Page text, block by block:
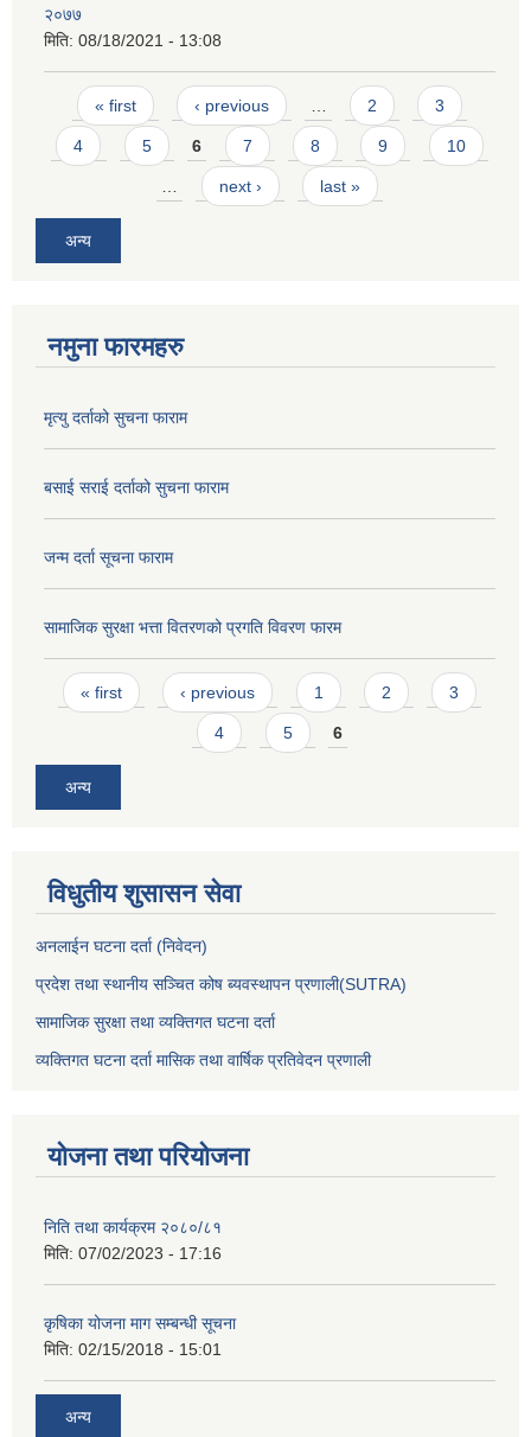
२०७७
मिति: 08/18/2021 - 13:08
Pages
« first ‹ previous 2 3
4 5 6 7 8 9 10
next › last »
अन्य
नमुना फारमहरु
मृत्यु दर्ताको सुचना फाराम
बसाई सराई दर्ताको सुचना फाराम
जन्म दर्ता सूचना फाराम
सामाजिक सुरक्षा भत्ता वितरणको प्रगति विवरण फारम
Pages
« first ‹ previous 1 2 3
4 5 6
अन्य
विधुतीय शुसासन सेवा
अनलाईन घटना दर्ता (निवेदन)
प्रदेश तथा स्थानीय सञ्चित कोष ब्यवस्थापन प्रणाली(SUTRA)
सामाजिक सुरक्षा तथा व्यक्तिगत घटना दर्ता
व्यक्तिगत घटना दर्ता मासिक तथा वार्षिक प्रतिवेदन प्रणाली
योजना तथा परियोजना
निति तथा कार्यक्रम २०८०/८१
मिति: 07/02/2023 - 17:16
कृषिका योजना माग सम्बन्धी सूचना
मिति: 02/15/2018 - 15:01
अन्य